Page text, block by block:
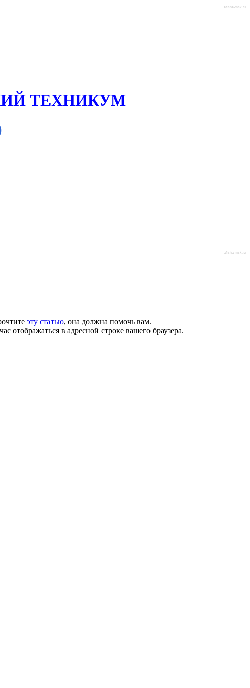
afisha-msk.ru
ТЕХНИКУМ
afisha-msk.ru
эту статью, она должна помочь вам.
отображаться в адресной строке вашего браузера.